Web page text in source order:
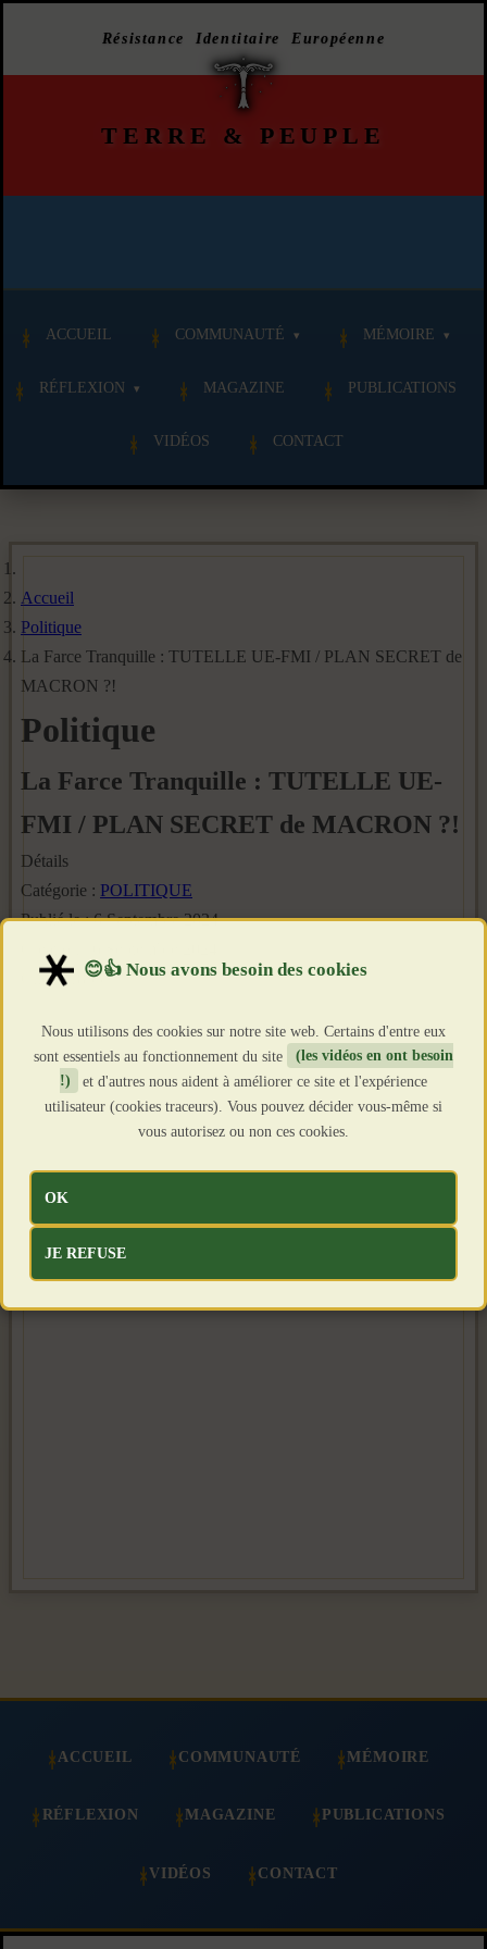
Résistance Identitaire Européenne
TERRE & PEUPLE
ACCUEIL COMMUNAUTÉ MÉMOIRE
RÉFLEXION MAGAZINE PUBLICATIONS
VIDÉOS CONTACT
Accueil
Politique
La Farce Tranquille : TUTELLE UE-FMI / PLAN SECRET de
MACRON ?!
Politique
La Farce Tranquille : TUTELLE UE-
FMI / PLAN SECRET de MACRON ?!
Détails
Catégorie : POLITIQUE
Publié le : 6 Septembre 2024
Clics : 1853
ACCUEIL COMMUNAUTÉ MÉMOIRE
RÉFLEXION MAGAZINE PUBLICATIONS
VIDÉOS CONTACT
Nous utilisons des cookies sur notre site web. Certains d'entre eux
sont essentiels au fonctionnement du site
(les vidéos en ont besoin
!)
et d'autres nous aident à améliorer ce site et l'expérience
utilisateur (cookies traceurs). Vous pouvez décider vous-même si
vous autorisez ou non ces cookies.
OK
JE REFUSE